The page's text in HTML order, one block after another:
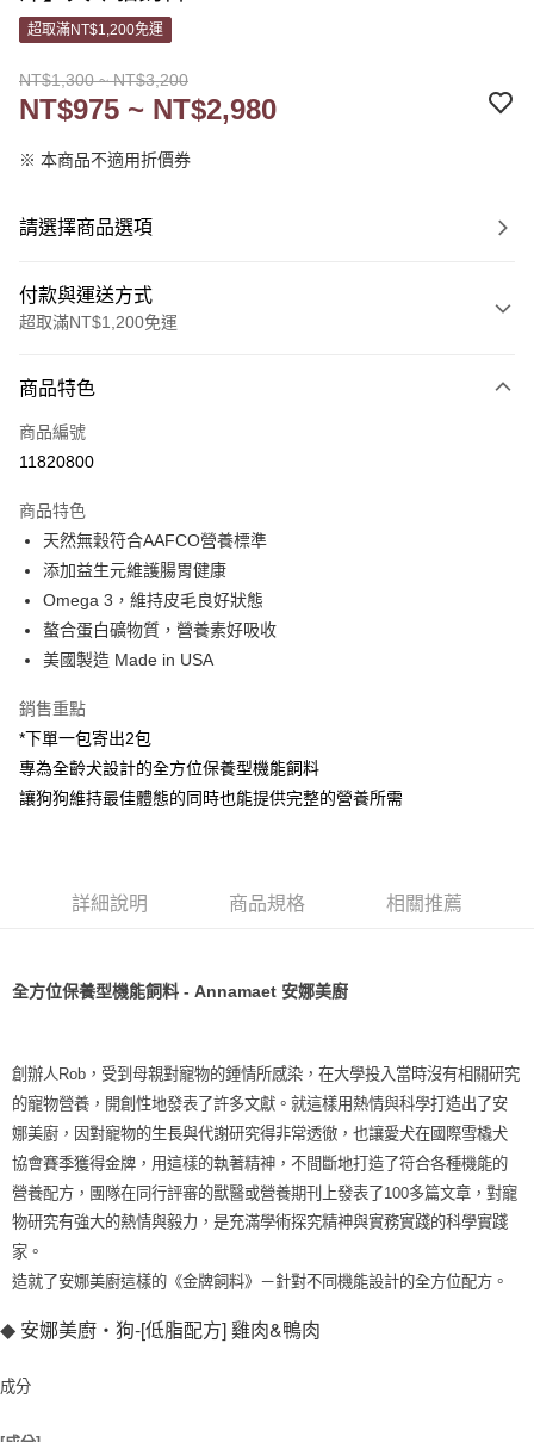
超取滿NT$1,200免運
NT$1,300 ~ NT$3,200
NT$975 ~ NT$2,980
※ 本商品不適用折價券
請選擇商品選項
付款與運送方式
超取滿NT$1,200免運
信用卡一次付款
信用卡分期付款
合作金庫商業銀行
華南商業銀行
上海商業儲蓄銀行
國泰世華商業銀行
臺灣中小企業銀行
匯豐（台灣）商業銀行
聯邦商業銀行
元大商業銀行
台新國際商業銀行
台灣樂天信用卡公司
6 期 0 利率 每期
華南商業銀行
上海商業儲蓄銀行
國泰世華商業銀行
臺灣中小企業銀行
聯邦商業銀行
元大商業銀行
玉山商業銀行
星展（台灣）商業銀行
台灣樂天信用卡公司
12 期 0 利率 每期 NT$81
合作金庫商業銀行
上海商業儲蓄銀行
國泰世華商業銀行
匯豐（台灣）商業銀行
聯邦商業銀行
元大商業銀行
永豐商業銀行
玉山商業銀行
星展（台灣）商業銀行
24 期 0 利率 每期NT$40
合作金庫商業銀行
華南商業銀行
兆豐國際商業銀行
台中商業銀行
華泰商業銀行
遠東國際商業銀行
元大商業銀行
永豐商業銀行
玉山商業銀行
超商取貨付款
Apple Pay
貨到付款
每筆NT$70，滿NT$1,200(含以上)免運費
付款後7-11取貨
每筆NT$70，滿NT$1,200(含以上)免運費
新竹物流
每筆NT$100，滿NT$2,000(含以上)免運費
貨到付款
每筆NT$100，滿NT$2,000(含以上)免運費
商品特色
商品編號
11820800
商品特色
天然無穀符合AAFCO營養標準
添加益生元維護腸胃健康
Omega 3，維持皮毛良好狀態
螯合蛋白礦物質，營養素好吸收
美國製造 Made in USA
銷售重點
*下單一包寄出2包
專為全齡犬設計的全方位保養型機能飼料
讓狗狗維持最佳體態的同時也能提供完整的營養所需
詳細說明 商品規格 相關推薦
全方位保養型機能飼料 - Annamaet 安娜美廚
創辦人Rob，受到母親對寵物的鍾情所感染，在大學投入當時沒有相關研究
的寵物營養，開創性地發表了許多文獻。就這樣用熱情與科學打造出了安
娜美廚，因對寵物的生長與代謝研究得非常透徹，也讓愛犬在國際雪橇犬
協會賽季獲得金牌，用這樣的執著精神，不間斷地打造了符合各種機能的
營養配方，團隊在同行評審的獸醫或營養期刊上發表了100多篇文章，對寵
物研究有強大的熱情與毅力，是充滿學術探究精神與實務實踐的科學實踐
家。
造就了安娜美廚這樣的《金牌飼料》－針對不同機能設計的全方位配方。
◆ 安娜美廚‧狗-[低脂配方] 雞肉&鴨肉
成分